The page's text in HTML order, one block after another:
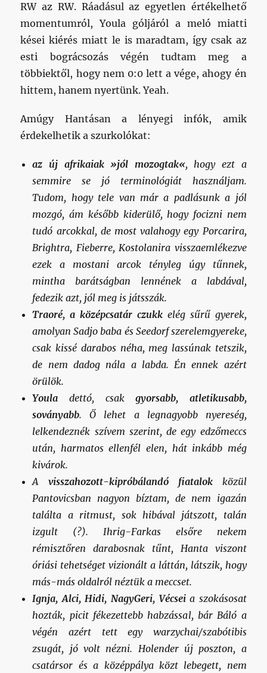
RW az RW. Ráadásul az egyetlen értékelhető
momentumról, Youla góljáról a meló miatti
kései kiérés miatt le is maradtam, így csak az
esti bográcsozás végén tudtam meg a
többiektől, hogy nem 0:0 lett a vége, ahogy én
hittem, hanem nyertünk. Yeah.
Amúgy Hantásan a lényegi infók, amik
érdekelhetik a szurkolókat:
az új afrikaiak »jól mozogtak«, hogy ezt a
semmire se jó terminológiát használjam.
Tudom, hogy tele van már a padlásunk a jól
mozgó, ám később kiderülő, hogy focizni nem
tudó arcokkal, de most valahogy egy Porcarira,
Brightra, Fieberre, Kostolanira visszaemlékezve
ezek a mostani arcok tényleg úgy tűnnek,
mintha barátságban lennének a labdával,
fedezik azt, jól meg is játsszák.
Traoré, a középcsatár czukk elég sűrű gyerek,
amolyan Sadjo baba és Seedorf szerelemgyereke,
csak kissé darabos néha, meg lassúnak tetszik,
de nem dadog nála a labda. Én ennek azért
örülök.
Youla dettó, csakgyorsabb, atletikusabb,
soványabb. Ő lehet a legnagyobb nyereség,
lelkendeznék szívem szerint, de egy edzőmeccs
után, harmatos ellenfél elen, hát inkább még
kivárok.
Avisszahozott-kipróbálandó fiatalokközül
Pantovicsban nagyon bíztam, de nem igazán
találta a ritmust, sok hibával játszott, talán
izgult (?). Ihrig-Farkas elsőre nekem
rémisztőren darabosnak tűnt, Hanta viszont
óriási tehetséget vizionált a láttán, látszik, hogy
más-más oldalról néztük a meccset.
Ignja, Alci, Hidi, NagyGeri, Vécseia szokásosat
hozták, picit fékezettebb habzással, bár Báló a
végén azért tett egy warzychai/szabótibis
zsugát, jó volt nézni. Holender új poszton, a
csatársor és a középpálya közt lebegett, nem